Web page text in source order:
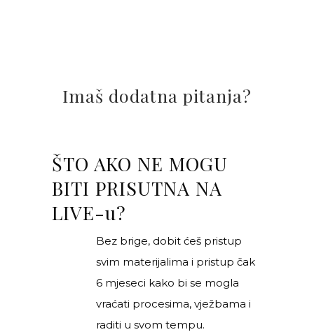
Imaš dodatna pitanja?
ŠTO AKO NE MOGU
BITI PRISUTNA NA
LIVE-u?
Bez brige, dobit ćeš pristup
svim materijalima i pristup čak
6 mjeseci kako bi se mogla
vraćati procesima, vježbama i
raditi u svom tempu.